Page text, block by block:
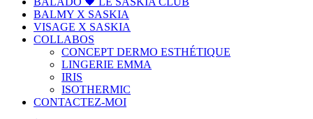
BALMY X SASKIA
VISAGE X SASKIA
COLLABOS
CONCEPT DERMO ESTHÉTIQUE
LINGERIE EMMA
IRIS
ISOTHERMIC
CONTACTEZ-MOI